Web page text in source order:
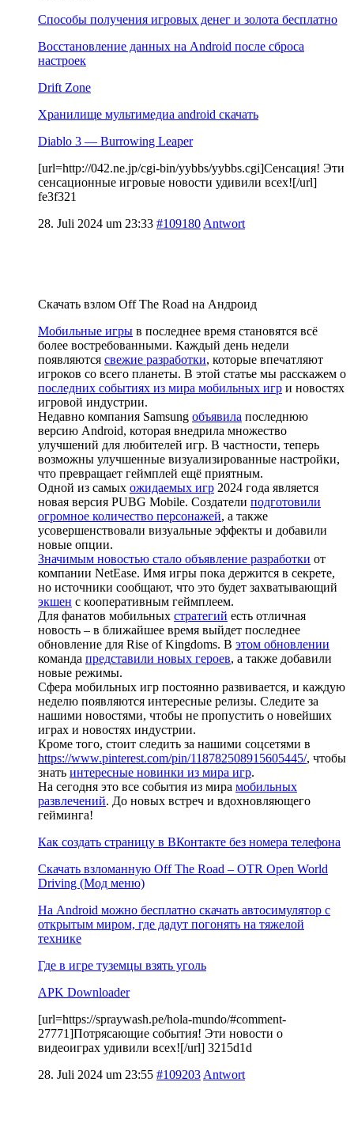
Способы получения игровых денег и золота бесплатно
Восстановление данных на Android после сброса
настроек
Drift Zone
Хранилище мультимедиа android скачать
Diablo 3 — Burrowing Leaper
[url=http://042.ne.jp/cgi-bin/yybbs/yybbs.cgi]Сенсация! Эти
сенсационные игровые новости удивили всех![/url]
fe3f321
28. Juli 2024 um 23:33 #109180 Antwort
Скачать взлом Off The Road на Андроид
Мобильные игры в последнее время становятся всё
более востребованными. Каждый день недели
появляются свежие разработки, которые впечатляют
игроков со всего планеты. В этой статье мы расскажем о
последних событиях из мира мобильных игр и новостях
игровой индустрии.
Недавно компания Samsung объявила последнюю
версию Android, которая внедрила множество
улучшений для любителей игр. В частности, теперь
возможны улучшенные визуализированные настройки,
что превращает геймплей ещё приятным.
Одной из самых ожидаемых игр 2024 года является
новая версия PUBG Mobile. Создатели подготовили
огромное количество персонажей, а также
усовершенствовали визуальные эффекты и добавили
новые опции.
Значимым новостью стало объявление разработки от
компании NetEase. Имя игры пока держится в секрете,
но источники сообщают, что это будет захватывающий
экшен с кооперативным геймплеем.
Для фанатов мобильных стратегий есть отличная
новость – в ближайшее время выйдет последнее
обновление для Rise of Kingdoms. В этом обновлении
команда представили новых героев, а также добавили
новые режимы.
Сфера мобильных игр постоянно развивается, и каждую
неделю появляются интересные релизы. Следите за
нашими новостями, чтобы не пропустить о новейших
играх и новостях индустрии.
Кроме того, стоит следить за нашими соцсетями в
https://www.pinterest.com/pin/118782508915605445/, чтобы
знать интересные новинки из мира игр.
На сегодня это все события из мира мобильных
развлечений. До новых встреч и вдохновляющего
гейминга!
Как создать страницу в ВКонтакте без номера телефона
Скачать взломанную Off The Road – OTR Open World
Driving (Мод меню)
На Android можно бесплатно скачать автосимулятор с
открытым миром, где дадут погонять на тяжелой
технике
Где в игре туземцы взять уголь
APK Downloader
[url=https://spraywash.pe/hola-mundo/#comment-
27771]Потрясающие события! Эти новости о
видеоиграх удивили всех![/url] 3215d1d
28. Juli 2024 um 23:55 #109203 Antwort